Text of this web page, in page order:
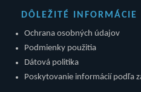
DÔLEŽITÉ INFORMÁCIE
Ochrana osobných údajov
Podmienky použitia
Dátová politika
Poskytovanie informácií podľa